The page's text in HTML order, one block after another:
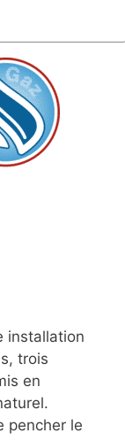
installation
trois
en
pencher le